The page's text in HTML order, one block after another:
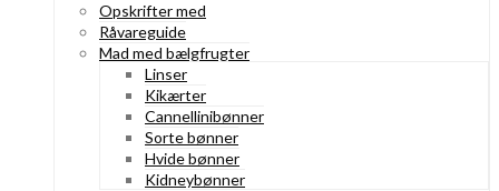
Opskrifter med
Råvareguide
Mad med bælgfrugter
Linser
Kikærter
Cannellinibønner
Sorte bønner
Hvide bønner
Kidneybønner